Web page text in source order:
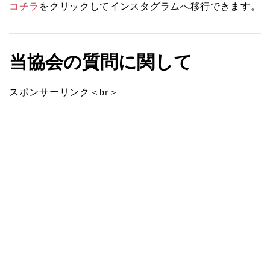
コチラ をクリックしてインスタグラムへ移行できます。
当協会の質問に関して
スポンサーリンク＜br＞